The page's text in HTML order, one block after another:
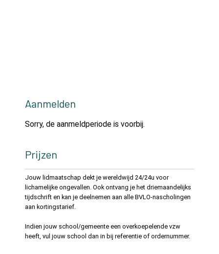
Aanmelden
Sorry, de aanmeldperiode is voorbij.
Prijzen
Jouw lidmaatschap dekt je wereldwijd 24/24u voor
lichamelijke ongevallen. Ook ontvang je het driemaandelijks
tijdschrift en kan je deelnemen aan alle BVLO-nascholingen
aan kortingstarief.
Indien jouw school/gemeente een overkoepelende vzw
heeft, vul jouw school dan in bij referentie of ordernummer.